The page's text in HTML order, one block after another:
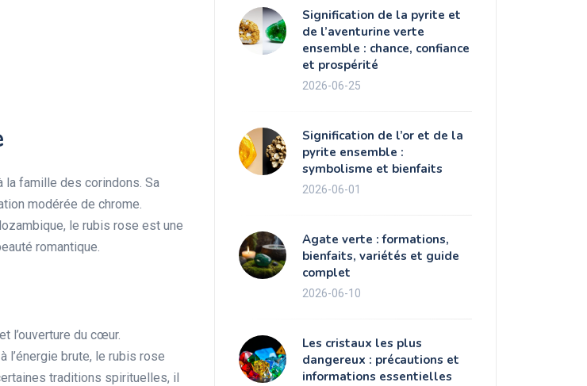
la famille des corindons. Sa
modérée de chrome.
le rubis rose est une
romantique.
l’ouverture du cœur.
l’énergie brute, le rubis rose
traditions spirituelles, il
Signification de la pyrite et
de l’aventurine verte
ensemble : chance, confiance
et prospérité
2026-06-25
Signification de l’or et de la
pyrite ensemble :
symbolisme et bienfaits
2026-06-01
Agate verte : formations,
bienfaits, variétés et guide
complet
2026-06-10
Les cristaux les plus
dangereux : précautions et
informations essentielles